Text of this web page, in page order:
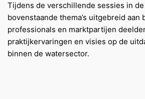
Tijdens de verschillende sessies in
bovenstaande thema’s uitgebreid aan
professionals en marktpartijen
praktijkervaringen en visies op de
binnen de watersector.